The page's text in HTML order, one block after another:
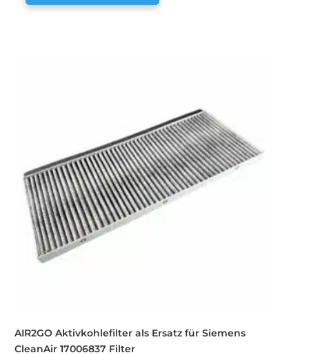
AIR2GO Aktivkohlefilter als Ersatz für Siemens
CleanAir 17006837 Filter